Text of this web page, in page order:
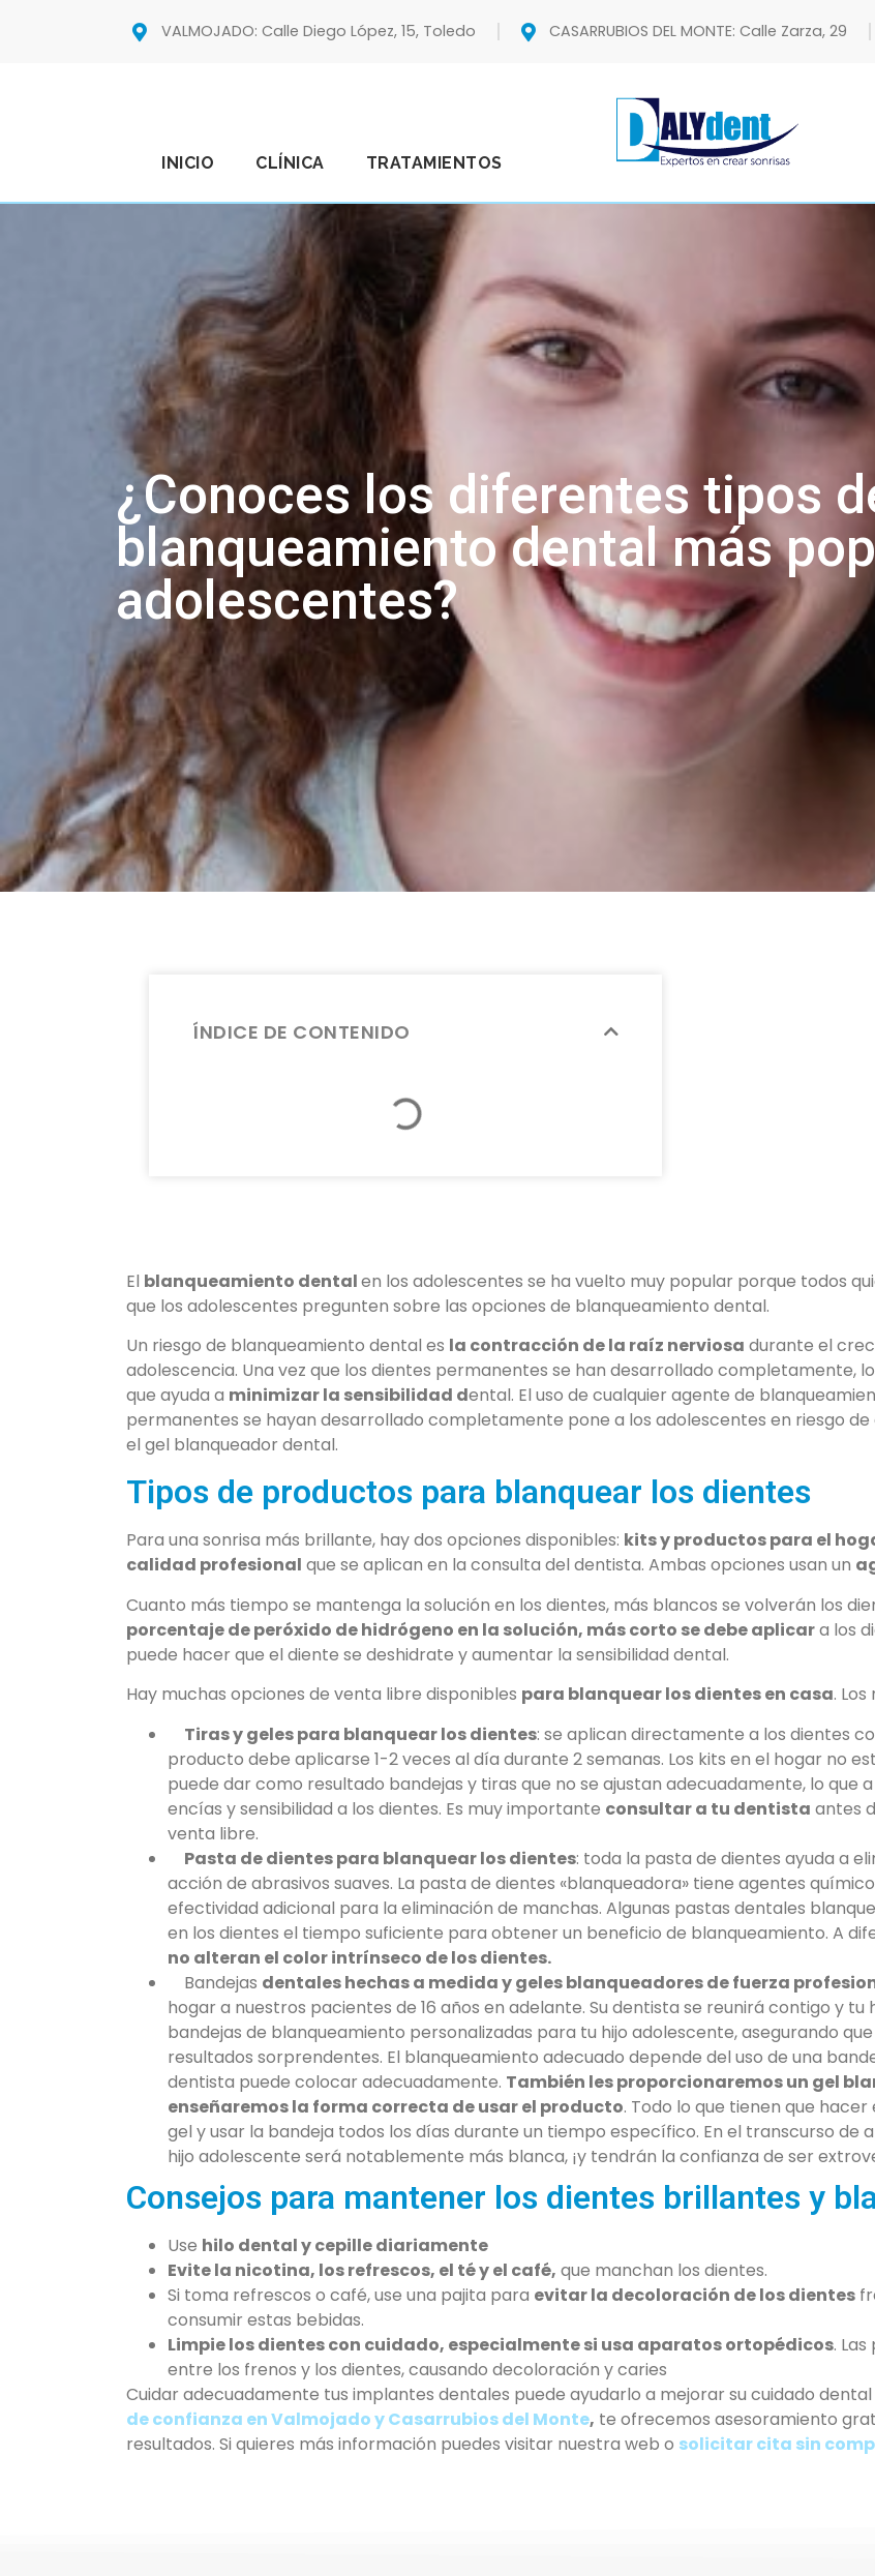
VALMOJADO: Calle Diego López, 15, Toledo CASARRUBIOS DEL MONTE: Calle Zarza, 29
INICIO CLÍNICA TRATAMIENTOS
¿Conoces los diferentes tipos
blanqueamiento dental más
adolescentes?
ÍNDICE DE CONTENIDO
El blanqueamiento dentalen los adolescentes se ha vuelto muy popular porque todos
que los adolescentes pregunten sobre las opciones de blanqueamiento dental.
Un riesgo de blanqueamiento dental es la contracción de la raíz nerviosa durante el
adolescencia. Una vez que los dientes permanentes se han desarrollado completamente,
que ayuda a minimizar la sensibilidad dental. El uso de cualquier agente de
permanentes se hayan desarrollado completamente pone a los adolescentes en riesgo
el gel blanqueador dental.
Tipos de productos para blanquear los dientes
Para una sonrisa más brillante, hay dos opciones disponibles: kits y productos para el
calidad profesional que se aplican en la consulta del dentista. Ambas opciones usan un
Cuanto más tiempo se mantenga la solución en los dientes, más blancos se volverán los
porcentaje de peróxido de hidrógeno en la solución, más corto se debe aplicara los
puede hacer que el diente se deshidrate y aumentar la sensibilidad dental.
Hay muchas opciones de venta libre disponibles para blanquear los dientes en casa.
Tiras y geles para blanquear los dientes: se aplican directamente a los dientes
producto debe aplicarse 1-2 veces al día durante 2 semanas. Los kits en el hogar no
puede dar como resultado bandejas y tiras que no se ajustan adecuadamente, lo que
encías y sensibilidad a los dientes. Es muy importante consultar a tu dentista antes
venta libre.
Pasta de dientes para blanquear los dientes: toda la pasta de dientes ayuda a
acción de abrasivos suaves. La pasta de dientes «blanqueadora» tiene agentes
efectividad adicional para la eliminación de manchas. Algunas pastas dentales
en los dientes el tiempo suficiente para obtener un beneficio de blanqueamiento. A
no alteran el color intrínseco de los dientes.
Bandejas dentales hechas a medida y geles blanqueadores de fuerza
hogar a nuestros pacientes de 16 años en adelante. Su dentista se reunirá contigo y tu
bandejas de blanqueamiento personalizadas para tu hijo adolescente, asegurando
resultados sorprendentes. El blanqueamiento adecuado depende del uso de una
dentista puede colocar adecuadamente. También les proporcionaremos un gel
enseñaremos la forma correcta de usar el producto. Todo lo que tienen que
gel y usar la bandeja todos los días durante un tiempo específico. En el transcurso de
hijo adolescente será notablemente más blanca, ¡y tendrán la confianza de ser
Consejos para mantener los dientes brillantes y
Use hilo dental y cepille diariamente
Evite la nicotina, los refrescos, el té y el café, que manchan los dientes.
Si toma refrescos o café, use una pajita para evitar la decoloración de los dientes
consumir estas bebidas.
Limpie los dientes con cuidado, especialmente si usa aparatos ortopédicos.
entre los frenos y los dientes, causando decoloración y caries
Cuidar adecuadamente tus implantes dentales puede ayudarlo a mejorar su cuidado dental
de confianza en Valmojado y Casarrubios del Monte, te ofrecemos asesoramiento
resultados. Si quieres más información puedes visitar nuestra web o solicitar cita sin